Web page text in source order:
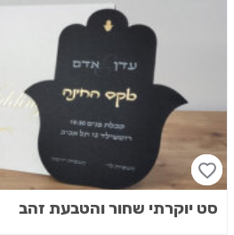
סט יוקרתי שחור והטבעת זהב